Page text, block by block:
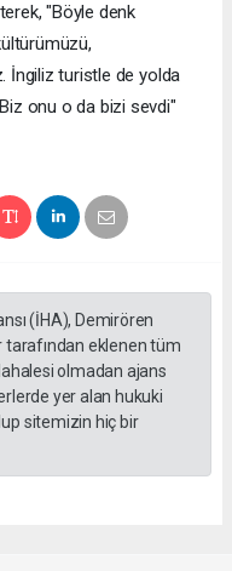
"Böyle denk
İngiliz turistle de yolda
onu o da bizi sevdi"
(İHA), Demirören
tarafından eklenen tüm
olmadan ajans
yer alan hukuki
sitemizin hiç bir